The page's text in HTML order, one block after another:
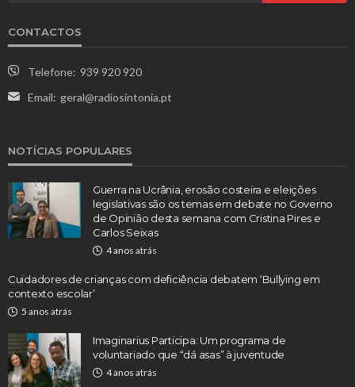
CONTACTOS
Telefone: 939 920 920
Email: geral@radiosintonia.pt
NOTÍCIAS POPULARES
Guerra na Ucrânia, erosão costeira e eleições
legislativas são os temas em debate no Governo
de Opinião desta semana com Cristina Pires e
Carlos Seixas
4 anos atrás
Cuidadores de crianças com deficiência debatem ‘Bullying em
contexto escolar’
5 anos atrás
Imaginarius Participa: Um programa de
voluntariado que “dá asas” à juventude
4 anos atrás